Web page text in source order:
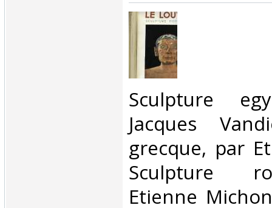
‎Sculpture
Jacques
grecque, par
Sculpture
Etienne